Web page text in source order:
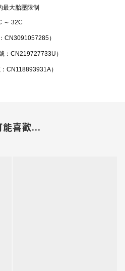
最大胎壓限制
～ 32C
CN3091057285）
： CN219727733U ）
CN118893931A）
能喜歡...